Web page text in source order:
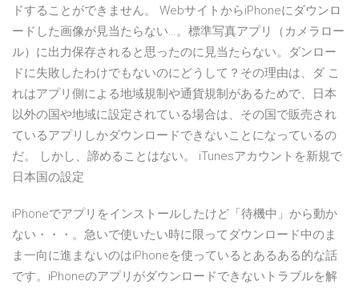
ドすることができません。 WebサイトからiPhoneにダウンロ
ードした画像が見当たらない…。標準写真アプリ（カメラロー
ル）に出力保存されると思ったのに見当たらない。ダンロー
ドに失敗したわけでもないのにどうして？その理由は、ダ こ
れはアプリ側による地域規制や通貨規制があるためで、日本
以外の国や地域に設定されている場合は、その国で販売され
ているアプリしかダウンロードできないことになっているの
だ。 しかし、諦めることはない。 iTunesアカウントを新規で
日本国の設定
iPhoneでアプリをインストールしたけど「待機中」から動か
ない・・・。急いで使いたい時に限ってダウンロード中のま
ま一向に進まないのはiPhoneを使っているとあるある的な話
です。iPhoneのアプリがダウンロードできないトラブルを解